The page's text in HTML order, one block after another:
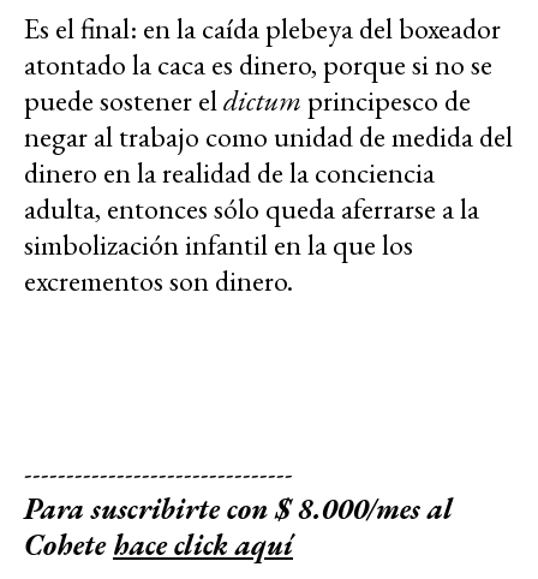
Es el final: en la caída plebeya del boxeador
atontado la caca es dinero, porque si no se
puede sostener eldictum principesco de
negar al trabajo como unidad de medida del
dinero en la realidad de la conciencia
adulta, entonces sólo queda aferrarse a la
simbolización infantil en la que los
excrementos son dinero.
--------------------------------
Para suscribirte con $ 8.000/mes al
Cohetehace click aquí